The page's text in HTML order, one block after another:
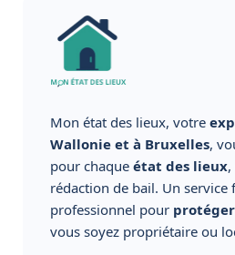
Mon état des lieux, votre
Wallonie et à Bruxelles,
pour chaque état des lieux
rédaction de bail. Un
professionnel pour
vous soyez propriétaire ou